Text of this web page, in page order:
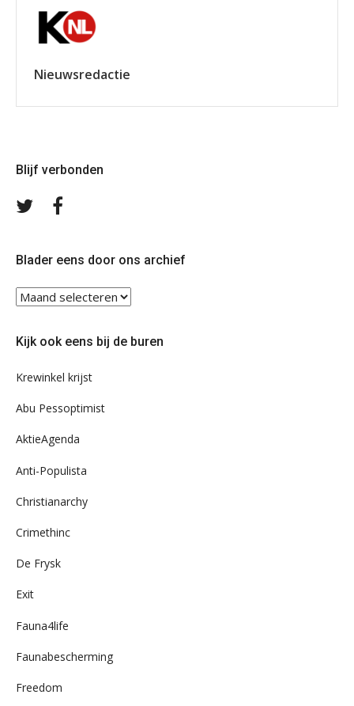
Nieuwsredactie
Blijf verbonden
Volg
Blader eens door ons archief
Blader
eens
ons
Kijk ook eens bij de buren
Krewinkel krijst
Abu Pessoptimist
AktieAgenda
Anti-Populista
Christianarchy
Crimethinc
De Frysk
Exit
Fauna4life
Faunabescherming
Freedom